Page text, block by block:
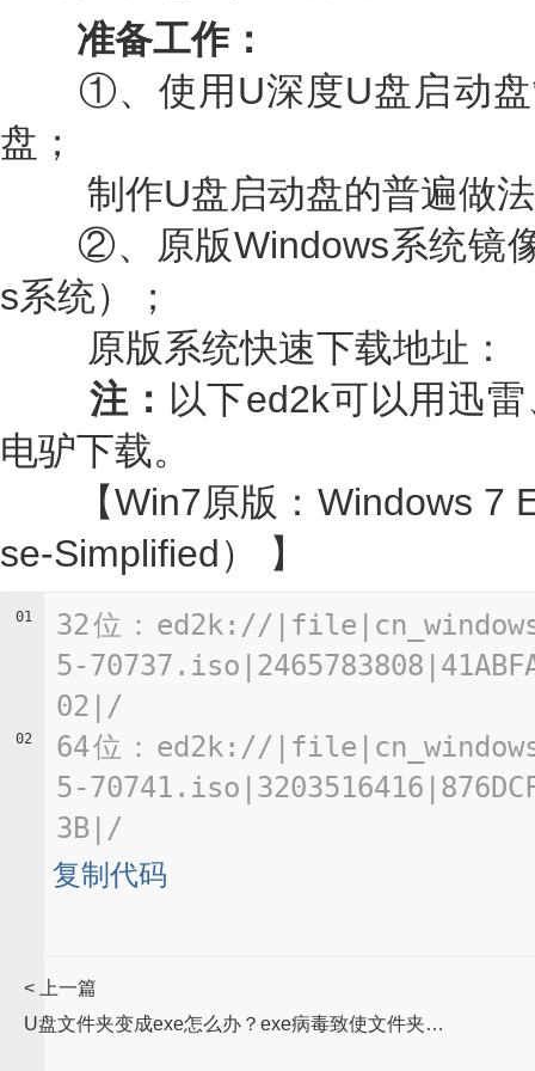
准备工作：
①、使用U深度U盘启动盘
盘；
制作U盘启动盘的普遍做
②、原版Windows系统镜像
s系统）；
原版系统快速下载地址：
注： 以下ed2k可以用迅
电驴下载。
【Win7原版：Windows 7
se-Simplified） 】
01
32位：ed2k://
5-
02|/
02
64位：ed2k://
5-
3B|/
复制代码
< 上一篇
U盘文件夹变成exe怎么办？exe病毒致使文件夹后缀变成exe如何恢复？